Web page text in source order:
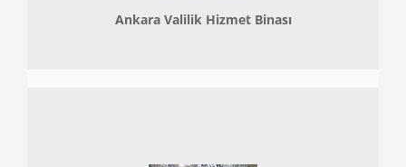
Ankara Valilik Hizmet Binası